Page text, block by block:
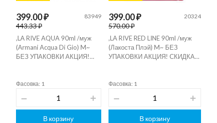
399.00 ₽
443.33 ₽
83949
,LA RIVE AQUA 90ml /муж
(Armani Acqua Di Gio) M~
БЕЗ УПАКОВКИ АКЦИЯ!…
Фасовка: 1
В корзину
399.00 ₽
570.00 ₽
20324
,LA RIVE RED LINE 90ml /муж
(Лакоста Плэй) M~ БЕЗ
УПАКОВКИ АКЦИЯ! СКИДКА…
Фасовка: 1
В корзину